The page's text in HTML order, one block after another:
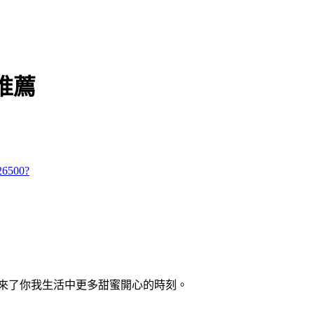
薦
你我生活中更多甜蜜開心的時刻。